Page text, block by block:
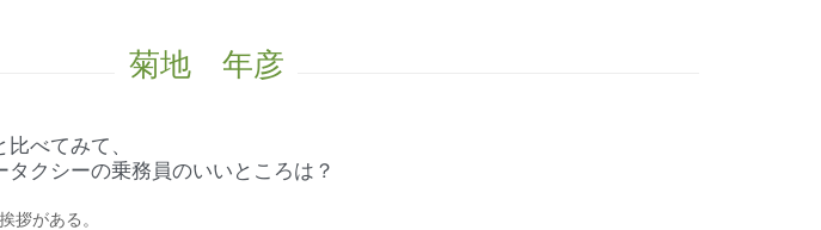
菊地 年彦
比べてみて、
タクシーの乗務員のいいところは？
拶がある。